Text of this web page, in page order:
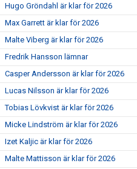
Hugo Gröndahl är klar för 2026
Max Garrett är klar för 2026
Malte Viberg är klar för 2026
Fredrik Hansson lämnar
Casper Andersson är klar för 2026
Lucas Nilsson är klar för 2026
Tobias Lövkvist är klar för 2026
Micke Lindström är klar för 2026
Izet Kaljic är klar för 2026
Malte Mattisson är klar för 2026